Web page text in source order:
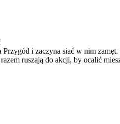
i zaczyna siać w nim
ruszają do akcji, by ocalić